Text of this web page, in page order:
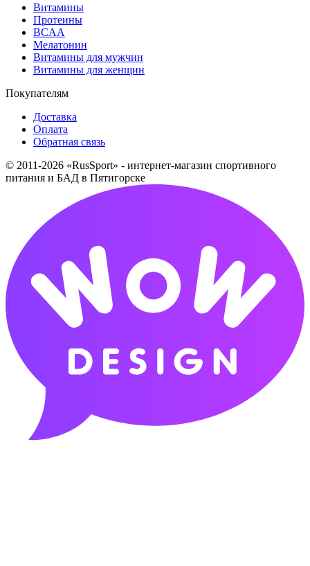
Витамины
Протеины
BCAA
Мелатонин
Витамины для мужчин
Витамины для женщин
Покупателям
Доставка
Оплата
Обратная связь
© 2011-2026 «RusSport» - интернет-магазин спортивного
питания и БАД в Пятигорске